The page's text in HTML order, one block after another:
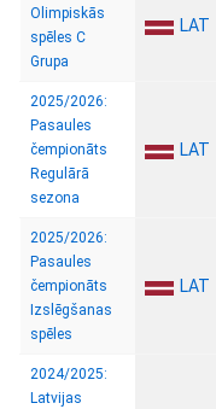
Olimpiskās
spēles C
Grupa
LAT
2025/2026:
Pasaules
čempionāts
Regulārā
sezona
LAT
2025/2026:
Pasaules
čempionāts
Izslēgšanas
spēles
LAT
2024/2025:
Latvijas